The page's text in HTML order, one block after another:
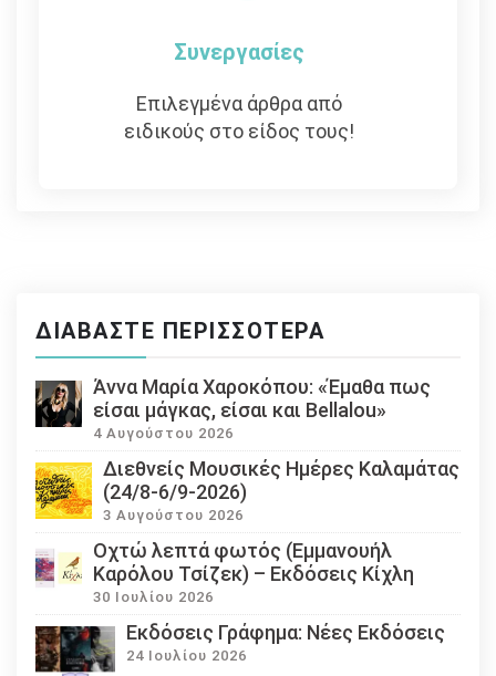
Συνεργασίες
Επιλεγμένα άρθρα από
ειδικούς στο είδος τους!
ΔΙΑΒΆΣΤΕ ΠΕΡΙΣΣΌΤΕΡΑ
Άννα Μαρία Χαροκόπου: «Έμαθα πως
είσαι μάγκας, είσαι και Bellalou»
4 Αυγούστου 2026
Διεθνείς Μουσικές Ημέρες Καλαμάτας
(24/8-6/9-2026)
3 Αυγούστου 2026
Οχτώ λεπτά φωτός (Εμμανουήλ
Καρόλου Τσίζεκ) – Εκδόσεις Κίχλη
30 Ιουλίου 2026
Εκδόσεις Γράφημα: Νέες Εκδόσεις
24 Ιουλίου 2026